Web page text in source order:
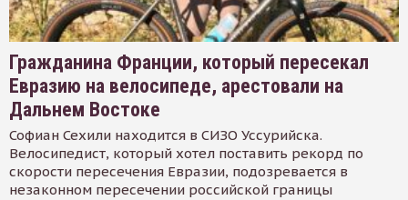
Гражданина Франции, который пересекал
Евразию на велосипеде, арестовали на
Дальнем Востоке
Софиан Сехили находится в СИЗО Уссурийска.
Велосипедист, который хотел поставить рекорд по
скорости пересечения Евразии, подозревается в
незаконном пересечении российской границы